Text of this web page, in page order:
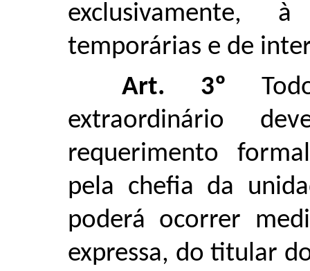
exclusivamente, à
temporárias e de
Art. 3º
extraordinário
requerimento
pela chefia da
poderá ocorrer
expressa, do titular